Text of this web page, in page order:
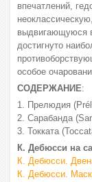
впечатлений,
выдвигающуюся
достигнуто
особое
СОДЕРЖАНИЕ:
1. Прелюдия
2. Сарабанда
3. Токката
К. Дебюсси на
К. Дебюсси.
К. Дебюсси.